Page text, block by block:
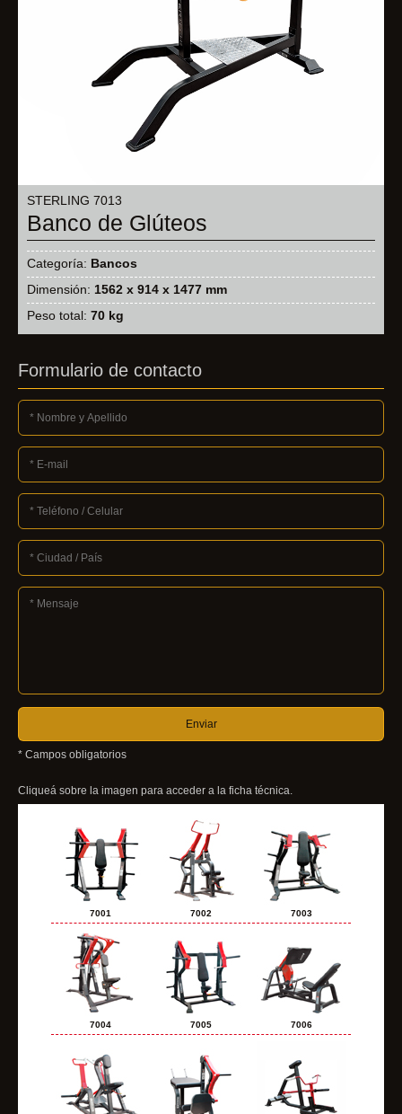
Cliqueá sobre la imagen para acceder a la ficha técnica.
STERLING 7013
Banco de Glúteos
Categoría: Bancos
Dimensión: 1562 x 914 x 1477 mm
Peso total: 70 kg
7001 7002 7003
7004 7005 7006
Formulario de contacto
* Campos obligatorios